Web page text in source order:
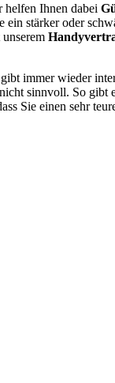
Ihnen dabei
stärker oder
immer wieder
sinnvoll. So
Sie einen sehr